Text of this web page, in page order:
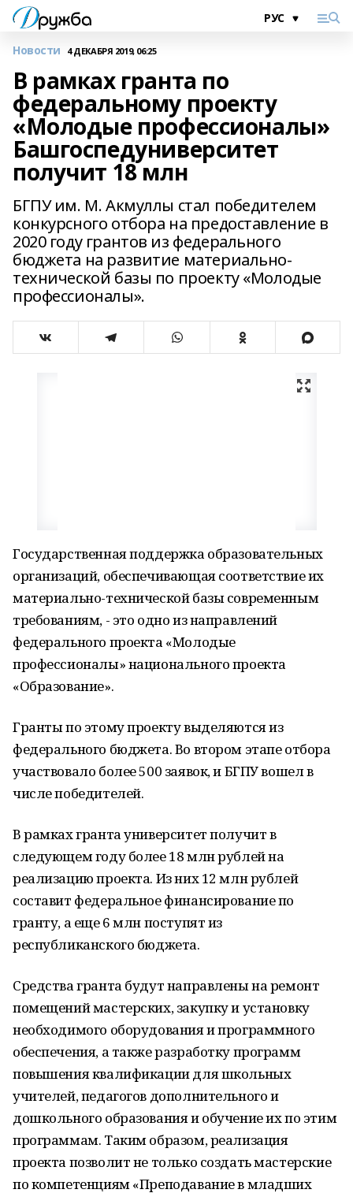
Новости 4 ДЕКАБРЯ 2019, 06:25
В рамках гранта по
федеральному проекту
«Молодые профессионалы»
Башгоспедуниверситет
получит 18 млн
БГПУ им. М. Акмуллы стал победителем
конкурсного отбора на предоставление в
2020 году грантов из федерального
бюджета на развитие материально-
технической базы по проекту «Молодые
профессионалы».
Государственная поддержка образовательных
организаций, обеспечивающая соответствие их
материально-технической базы современным
требованиям, - это одно из направлений
федерального проекта «Молодые
профессионалы» национального проекта
«Образование».
Гранты по этому проекту выделяются из
федерального бюджета. Во втором этапе отбора
участвовало более 500 заявок, и БГПУ вошел в
числе победителей.
В рамках гранта университет получит в
следующем году более 18 млн рублей на
реализацию проекта. Из них 12 млн рублей
составит федеральное финансирование по
гранту, а еще 6 млн поступят из
республиканского бюджета.
Средства гранта будут направлены на ремонт
помещений мастерских, закупку и установку
необходимого оборудования и программного
обеспечения, а также разработку программ
повышения квалификации для школьных
учителей, педагогов дополнительного и
дошкольного образования и обучение их по этим
программам. Таким образом, реализация
проекта позволит не только создать мастерские
по компетенциям «Преподавание в младших